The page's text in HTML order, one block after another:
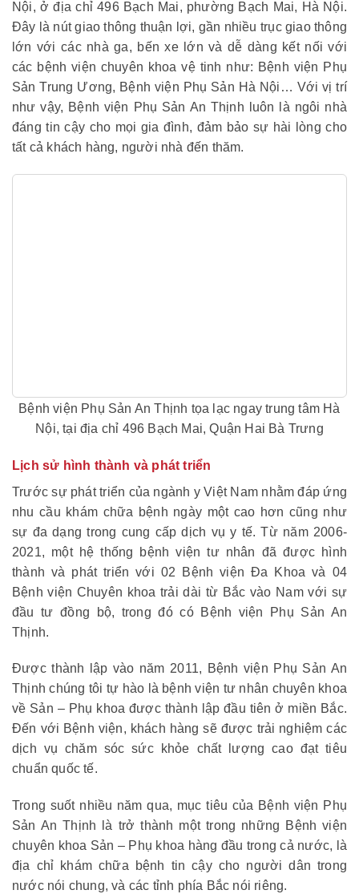
Nội, ở địa chỉ 496 Bạch Mai, phường Bạch Mai, Hà Nội.
Đây là nút giao thông thuận lợi, gần nhiều trục giao thông
lớn với các nhà ga, bến xe lớn và dễ dàng kết nối với
các bệnh viện chuyên khoa vệ tinh như: Bệnh viện Phụ
Sản Trung Ương, Bệnh viện Phụ Sản Hà Nội… Với vị trí
như vậy, Bệnh viện Phụ Sản An Thịnh luôn là ngôi nhà
đáng tin cậy cho mọi gia đình, đảm bảo sự hài lòng cho
tất cả khách hàng, người nhà đến thăm.
Bệnh viện Phụ Sản An Thịnh tọa lạc ngay trung tâm Hà
Nội, tại địa chỉ 496 Bạch Mai, Quận Hai Bà Trưng
Lịch sử hình thành và phát triển
Trước sự phát triển của ngành y Việt Nam nhằm đáp ứng
nhu cầu khám chữa bệnh ngày một cao hơn cũng như
sự đa dạng trong cung cấp dịch vụ y tế. Từ năm 2006-
2021, một hệ thống bệnh viện tư nhân đã được hình
thành và phát triển với 02 Bệnh viện Đa Khoa và 04
Bệnh viện Chuyên khoa trải dài từ Bắc vào Nam với sự
đầu tư đồng bộ, trong đó có Bệnh viện Phụ Sản An
Thịnh.
Được thành lập vào năm 2011, Bệnh viện Phụ Sản An
Thịnh chúng tôi tự hào là bệnh viện tư nhân chuyên khoa
về Sản – Phụ khoa được thành lập đầu tiên ở miền Bắc.
Đến với Bệnh viện, khách hàng sẽ được trải nghiệm các
dịch vụ chăm sóc sức khỏe chất lượng cao đạt tiêu
chuẩn quốc tế.
Trong suốt nhiều năm qua, mục tiêu của Bệnh viện Phụ
Sản An Thịnh là trở thành một trong những Bệnh viện
chuyên khoa Sản – Phụ khoa hàng đầu trong cả nước, là
địa chỉ khám chữa bệnh tin cậy cho người dân trong
nước nói chung, và các tỉnh phía Bắc nói riêng.